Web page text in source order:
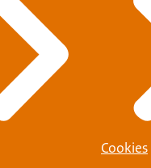
Cookies